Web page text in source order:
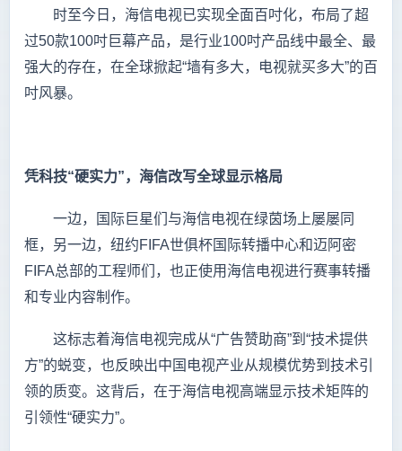
时至今日，海信电视已实现全面百吋化，布局了超
过50款100吋巨幕产品，是行业100吋产品线中最全、最
强大的存在，在全球掀起“墙有多大，电视就买多大”的百
吋风暴。
凭科技“硬实力”，海信改写全球显示格局
一边，国际巨星们与海信电视在绿茵场上屡屡同
框，另一边，纽约FIFA世俱杯国际转播中心和迈阿密
FIFA总部的工程师们，也正使用海信电视进行赛事转播
和专业内容制作。
这标志着海信电视完成从“广告赞助商”到“技术提供
方”的蜕变，也反映出中国电视产业从规模优势到技术引
领的质变。这背后，在于海信电视高端显示技术矩阵的
引领性“硬实力”。